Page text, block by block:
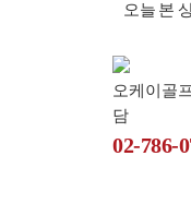
오늘 본
오케이골
담
02-786-